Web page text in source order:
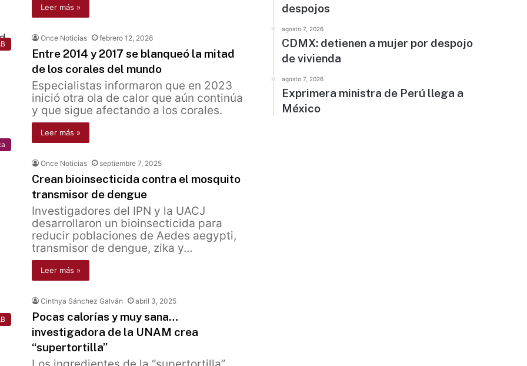
Leer más »
Once Noticias febrero 12, 2026
Entre 2014 y 2017 se blanqueó la mitad
de los corales del mundo
Especialistas informaron que en 2023
inició otra ola de calor que aún continúa
y que sigue afectando a los corales.
Leer más »
Once Noticias septiembre 7, 2025
Crean bioinsecticida contra el mosquito
transmisor de dengue
Investigadores del IPN y la UACJ
desarrollaron un bioinsecticida para
reducir poblaciones de Aedes aegypti,
transmisor de dengue, zika y…
Leer más »
Cinthya Sánchez Galván abril 3, 2025
Pocas calorías y muy sana…
investigadora de la UNAM crea
“supertortilla”
despojos
agosto 7, 2026
CDMX: detienen a mujer por despojo
de vivienda
agosto 7, 2026
Exprimera ministra de Perú llega a
México